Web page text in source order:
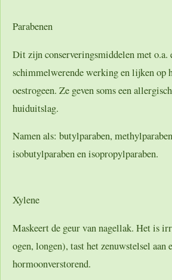
Parabenen
Dit zijn conserveringsmiddelen met o.a.
schimmelwerende werking en lijken op
oestrogeen. Ze geven soms een
huiduitslag.
Namen als: butylparaben,
isobutylparaben en isopropylparaben.
Xylene
Maskeert de geur van nagellak. Het is
ogen, longen), tast het zenuwstelsel aan
hormoonverstorend.